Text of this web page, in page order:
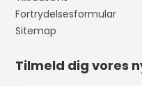
Fortrydelsesformular
Sitemap
Tilmeld dig vores